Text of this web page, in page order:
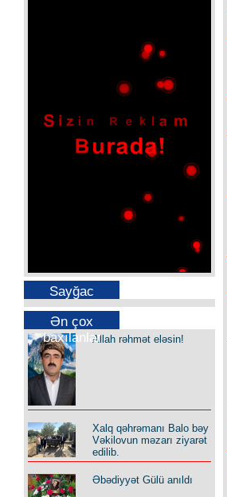
Sayğac
Ən çox
baxılanlarAllah rəhmət eləsin!
Xalq qəhrəmanı Balo bəy
Vəkilovun məzarı ziyarət
edilib.
Əbədiyyət Gülü anıldı